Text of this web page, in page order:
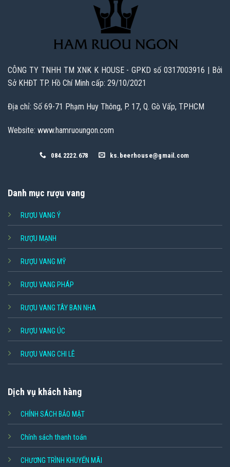
CÔNG TY TNHH TM XNK K HOUSE - GPKD số 0317003916 | Bởi
Sở KHĐT TP. Hồ Chí Minh cấp: 29/10/2021
Địa chỉ: Số 69-71 Phạm Huy Thông, P. 17, Q. Gò Vấp, TPHCM
Website: www.hamruoungon.com
084.2222.678 ks.beerhouse@gmail.com
Danh mục rượu vang
RƯỢU VANG Ý
RƯỢU MẠNH
RƯỢU VANG MỸ
RƯỢU VANG PHÁP
RƯỢU VANG TÂY BAN NHA
RƯỢU VANG ÚC
RƯỢU VANG CHI LÊ
Dịch vụ khách hàng
CHÍNH SÁCH BẢO MẬT
Chính sách thanh toán
CHƯƠNG TRÌNH KHUYẾN MÃI